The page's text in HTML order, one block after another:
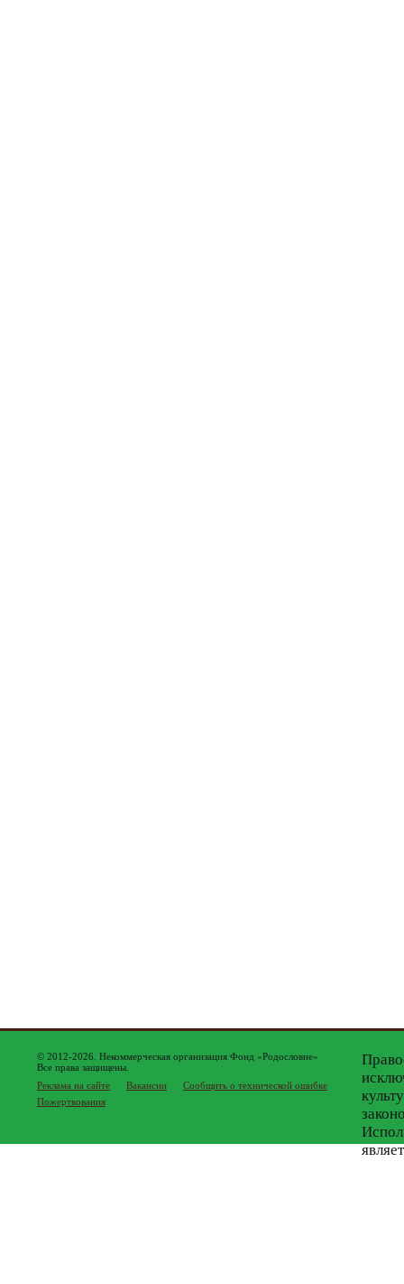
© 2012-2026. Некоммерческая организация Фонд «Родословие»
Все права защищены.
Реклама на сайте
Вакансии
Сообщить о технической ошибке
Пожертвования